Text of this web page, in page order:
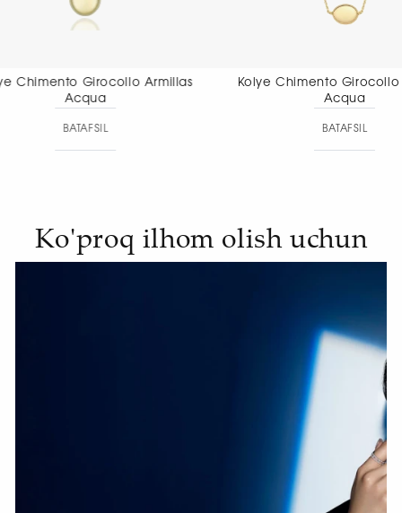
Kolye Chimento Girocollo Armillas
Kolye
Ko'proq ilhom olish uchun